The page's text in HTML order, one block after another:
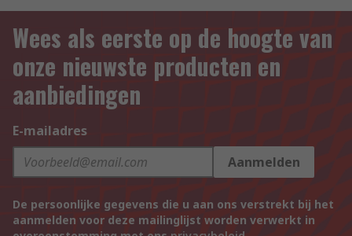
Wees als eerste op de hoogte van
onze nieuwste producten en
aanbiedingen
E-mailadres
Aanmelden
De persoonlijke gegevens die u aan ons verstrekt bij het
aanmelden voor deze mailinglijst worden verwerkt in